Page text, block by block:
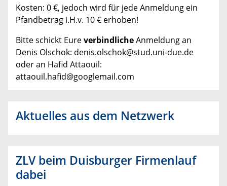
Kosten: 0 €, jedoch wird für jede Anmeldung ein
Pfandbetrag i.H.v. 10 € erhoben!
Bitte schickt EureverbindlicheAnmeldung an
Denis Olschok: denis.olschok@stud.uni-due.de
oder an Hafid Attaouil:
attaouil.hafid@googlemail.com
Aktuelles aus dem Netzwerk
ZLV beim Duisburger Firmenlauf
dabei